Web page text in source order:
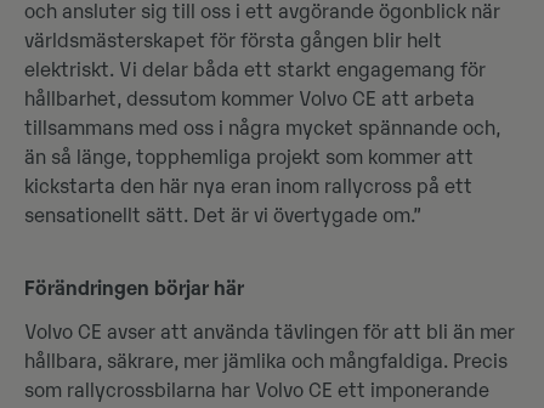
och ansluter sig till oss i ett avgörande ögonblick när
världsmästerskapet för första gången blir helt
elektriskt. Vi delar båda ett starkt engagemang för
hållbarhet, dessutom kommer Volvo CE att arbeta
tillsammans med oss i några mycket spännande och,
än så länge, topphemliga projekt som kommer att
kickstarta den här nya eran inom rallycross på ett
sensationellt sätt. Det är vi övertygade om.”
Förändringen börjar här
Volvo CE avser att använda tävlingen för att bli än mer
hållbara, säkrare, mer jämlika och mångfaldiga. Precis
som rallycrossbilarna har Volvo CE ett imponerande